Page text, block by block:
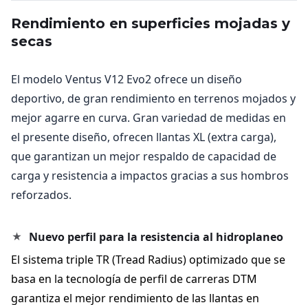
Rendimiento en superficies mojadas y
secas
El modelo Ventus V12 Evo2 ofrece un diseño
deportivo, de gran rendimiento en terrenos mojados y
mejor agarre en curva. Gran variedad de medidas en
el presente diseño, ofrecen llantas XL (extra carga),
que garantizan un mejor respaldo de capacidad de
carga y resistencia a impactos gracias a sus hombros
reforzados.
Nuevo perfil para la resistencia al hidroplaneo
El sistema triple TR (Tread Radius) optimizado que se
basa en la tecnología de perfil de carreras DTM
garantiza el mejor rendimiento de las llantas en